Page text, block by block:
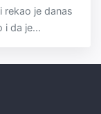
rekao je danas
i da je...